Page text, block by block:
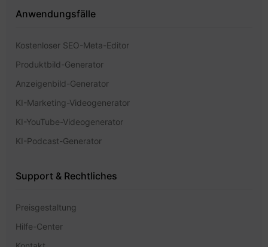
Anwendungsfälle
Kostenloser SEO-Meta-Editor
Produktbild-Generator
Anzeigenbild-Generator
KI-Marketing-Videogenerator
KI-YouTube-Videogenerator
KI-Podcast-Generator
Support & Rechtliches
Preisgestaltung
Hilfe-Center